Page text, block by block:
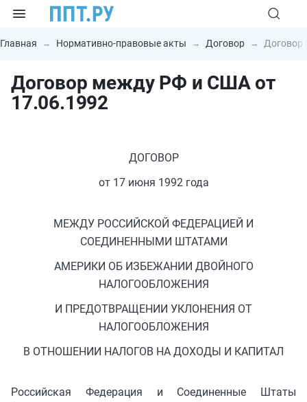
Главная Нормативно-правовые акты Договор Договор
Договор между РФ и США от
17.06.1992
ДОГОВОР
от 17 июня 1992 года
МЕЖДУ РОССИЙСКОЙ ФЕДЕРАЦИЕЙ И
СОЕДИНЕННЫМИ ШТАТАМИ
АМЕРИКИ ОБ ИЗБЕЖАНИИ ДВОЙНОГО
НАЛОГООБЛОЖЕНИЯ
И ПРЕДОТВРАЩЕНИИ УКЛОНЕНИЯ ОТ
НАЛОГООБЛОЖЕНИЯ
В ОТНОШЕНИИ НАЛОГОВ НА ДОХОДЫ И КАПИТАЛ
Российская Федерация и Соединенные Штаты